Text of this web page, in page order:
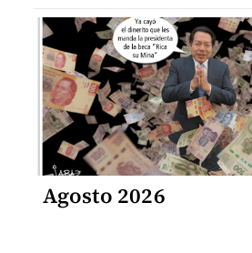
Agosto 2026